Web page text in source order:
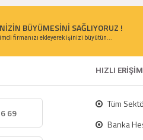
BÜYÜMESİNİ SAĞLIYORUZ !
firmanızı ekleyerek işinizi büyütün...
HIZLI
69
Tüm
Banka